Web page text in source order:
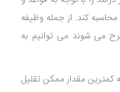
کند. از جمله وظیفه
می شوند می توانیم به
کمترین مقدار ممکن تقلیل